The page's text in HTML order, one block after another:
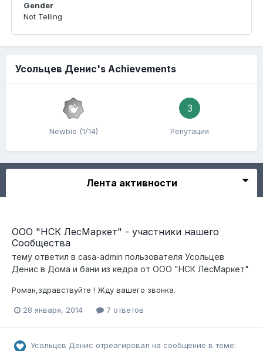
Gender
Not Telling
Усольцев Денис's Achievements
Newbie (1/14)
3
Репутация
Лента активности
ООО "НСК ЛесМаркет" - участники нашего
Сообщества
тему ответил в casa-admin пользователя Усольцев
Денис в Дома и бани из кедра от ООО "НСК ЛесМаркет"
Роман,здравствуйте ! Жду вашего звонка.
28 января, 2014 7 ответов
Усольцев Денис отреагировал на сообщение в теме: